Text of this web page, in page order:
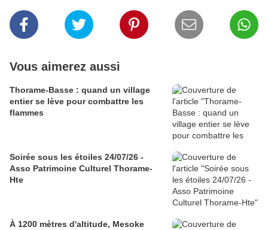
Vous aimerez aussi
Thorame-Basse : quand un village
entier se lève pour combattre les
flammes
Soirée sous les étoiles 24/07/26 -
Asso Patrimoine Culturel Thorame-
Hte
À 1200 mètres d'altitude, Mesoke